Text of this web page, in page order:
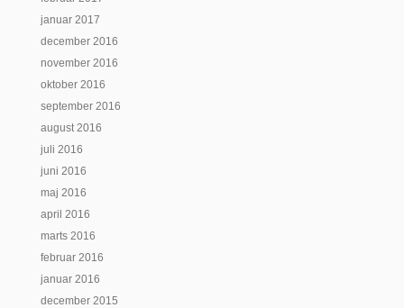
januar 2017
december 2016
november 2016
oktober 2016
september 2016
august 2016
juli 2016
juni 2016
maj 2016
april 2016
marts 2016
februar 2016
januar 2016
december 2015